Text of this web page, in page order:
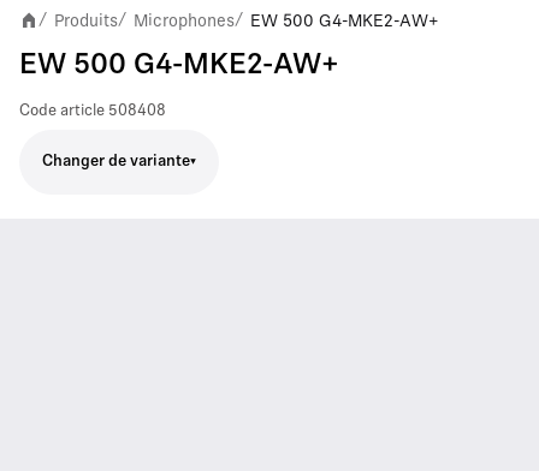
/ Produits/ Microphones/ EW 500 G4-MKE2-AW+
EW 500 G4-MKE2-AW+
Code article 508408
Changer de variante